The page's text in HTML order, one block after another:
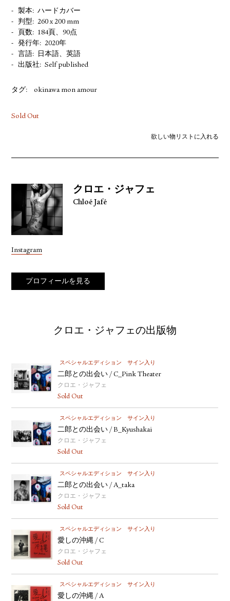
Sold Out
欲しい物リストに入れる
製本
ハードカバー
判型
260 x 200 mm
頁数
184頁、90点
発行年
2020年
言語
日本語、英語
出版社
Self published
タグ: okinawa mon amour
クロエ・ジャフェ
Chloé Jafé
Instagram
プロフィールを見る
クロエ・ジャフェの出版物
スペシャルエディション サイン入り
二郎との出会い / C_Pink Theater
クロエ・ジャフェ
Sold Out
スペシャルエディション サイン入り
二郎との出会い / B_Kyushakai
クロエ・ジャフェ
Sold Out
スペシャルエディション サイン入り
二郎との出会い / A_taka
クロエ・ジャフェ
Sold Out
スペシャルエディション サイン入り
愛しの沖縄 / C
クロエ・ジャフェ
Sold Out
スペシャルエディション サイン入り
愛しの沖縄 / A